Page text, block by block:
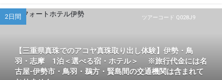
ツアーコード Q028J9
2日間
【三重県真珠でのアコヤ真珠取り出し体験】伊勢・鳥
羽・志摩 1泊＜選べる宿・ホテル＞ ※旅行代金には名
古屋-伊勢市・鳥羽・鵜方・賢島間の交通機関は含まれて